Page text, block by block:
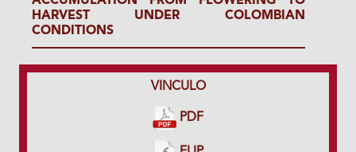
HARVEST UNDER COLOMBIAN
CONDITIONS
VINCULO
PDF